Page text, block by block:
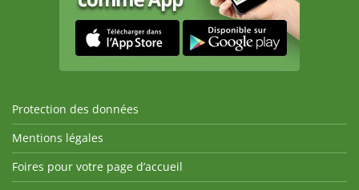
Protection des données
Mentions légales
Foires pour votre page d’accueil